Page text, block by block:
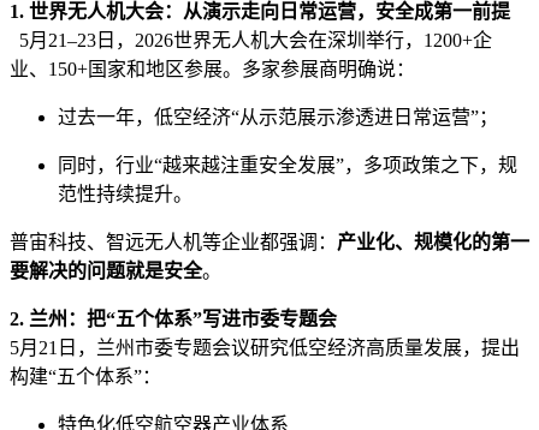
1. 世界无人机大会：从演示走向日常运营，安全成第一前提
5月21–23日，2026世界无人机大会在深圳举行，1200+企
业、150+国家和地区参展。多家参展商明确说：
过去一年，低空经济“从示范展示渗透进日常运营”；
同时，行业“越来越注重安全发展”，多项政策之下，规
范性持续提升。
普宙科技、智远无人机等企业都强调： 产业化、规模化的第一
要解决的问题就是安全。
2. 兰州：把“五个体系”写进市委专题会
5月21日，兰州市委专题会议研究低空经济高质量发展，提出
构建“五个体系”：
特色化低空航空器产业体系